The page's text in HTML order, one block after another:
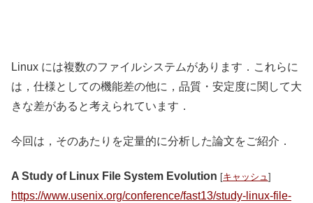
Linux には複数のファイルシステムがあります．これらに
は，仕様としての機能差の他に，品質・安定度に関して大
きな差があると考えられています．
今回は，そのあたりを定量的に分析した論文をご紹介．
A Study of Linux File System Evolution [キャッシュ]
https://www.usenix.org/conference/fast13/study-linux-file-